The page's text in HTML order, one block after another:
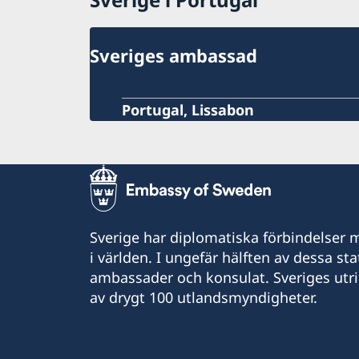
Naturförhållanden och katastrofer
In- och utresebestämmelser
Lokala lagar och sedvänjor
Kriminalitet och personlig säkerhet
Sveriges ambassad
Portugal, Lissabon
Sverige har diplomatiska förbindelser
i världen. I ungefär hälften av dessa
ambassader och konsulat. Sveriges
av drygt 100 utlandsmyndigheter.